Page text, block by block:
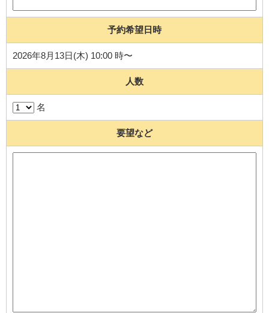
予約希望日時
2026年8月13日(木) 10:00 時〜
人数
名
要望など